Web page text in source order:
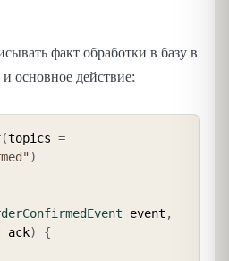
факт обработки в базу в
основное действие:
(topics =
)
event ,
ack)
{